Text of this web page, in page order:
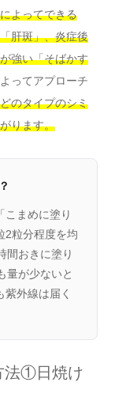
よってできる
肝斑」、炎症後
強い「そばかす
ってアプローチ
のタイプのシミ
ります。
こまめに塗り
2粒分程度を均
間おきに塗り
量が少ないと
外線は届く
法①日焼け